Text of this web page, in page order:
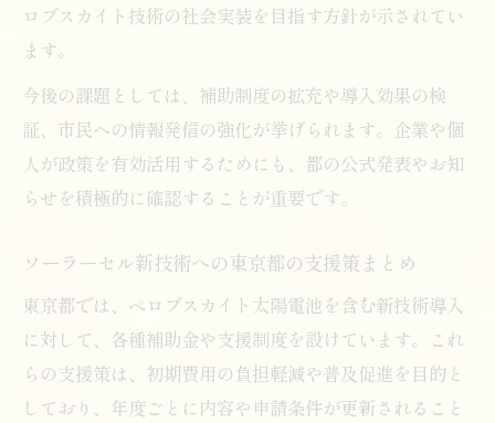
ロブスカイト技術の社会実装を目指す方針が示されてい
ます。
今後の課題としては、補助制度の拡充や導入効果の検
証、市民への情報発信の強化が挙げられます。企業や個
人が政策を有効活用するためにも、都の公式発表やお知
らせを積極的に確認することが重要です。
ソーラーセル新技術への東京都の支援策まとめ
東京都では、ペロブスカイト太陽電池を含む新技術導入
に対して、各種補助金や支援制度を設けています。これ
らの支援策は、初期費用の負担軽減や普及促進を目的と
しており、年度ごとに内容や申請条件が更新されること